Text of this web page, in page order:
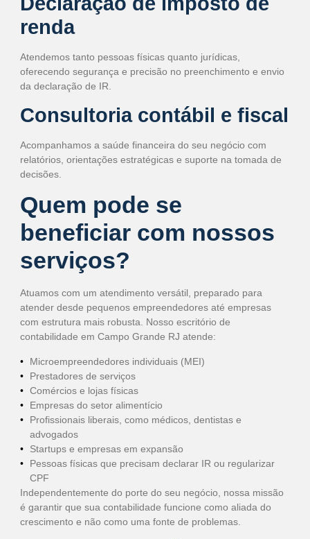
renda
Atendemos tanto pessoas físicas quanto jurídicas,
oferecendo segurança e precisão no preenchimento e envio
da declaração de IR.
Consultoria contábil e fiscal
Acompanhamos a saúde financeira do seu negócio com
relatórios, orientações estratégicas e suporte na tomada de
decisões.
Quem pode se
beneficiar com nossos
serviços?
Atuamos com um atendimento versátil, preparado para
atender desde pequenos empreendedores até empresas
com estrutura mais robusta. Nosso escritório de
contabilidade em Campo Grande RJ atende:
Microempreendedores individuais (MEI)
Prestadores de serviços
Comércios e lojas físicas
Empresas do setor alimentício
Profissionais liberais, como médicos, dentistas e
advogados
Startups e empresas em expansão
Pessoas físicas que precisam declarar IR ou regularizar
CPF
Independentemente do porte do seu negócio, nossa missão
é garantir que sua contabilidade funcione como aliada do
crescimento e não como uma fonte de problemas.